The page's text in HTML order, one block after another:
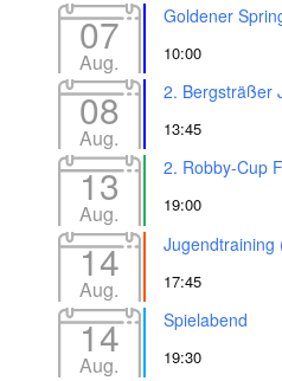
07
Aug.
Goldener
10:00
08
Aug.
2. Bergsträßer
13:45
13
Aug.
2. Robby-Cup
19:00
14
Aug.
Jugendtraining
17:45
14
Aug.
Spielabend
19:30